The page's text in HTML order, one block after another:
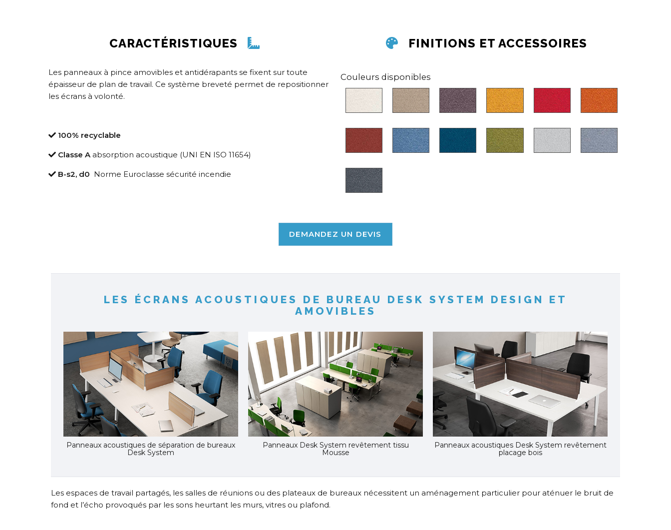
CARACTÉRISTIQUES
Les panneaux à pince amovibles et antidérapants se fixent sur toute
épaisseur de plan de travail. Ce système breveté permet de repositionner
les écrans à volonté.
100% recyclable
Classe Aabsorption acoustique (UNI EN ISO 11654)
B-s2, d0 Norme Euroclasse sécurité incendie
FINITIONS ET ACCESSOIRES
Couleurs disponibles
DEMANDEZ UN DEVIS
LES ÉCRANS ACOUSTIQUES DE BUREAU DESK SYSTEM DESIGN ET
AMOVIBLES
Panneaux acoustiques de séparation de bureaux
Desk System
Panneaux Desk System revêtement tissu
Mousse
Panneaux acoustiques Desk System revêtement
placage bois
Les espaces de travail partagés, les salles de réunions ou des plateaux de bureaux nécessitent un aménagement particulier pour aténuer le bruit de
fond et l’écho provoqués par les sons heurtant les murs, vitres ou plafond.